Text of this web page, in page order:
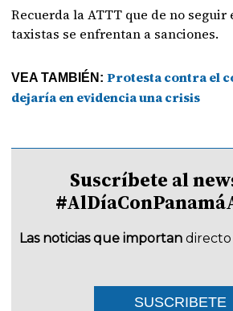
Recuerda la ATTT que de no seguir
taxistas se enfrentan a sanciones.
VEA TAMBIÉN:Protesta contra el
dejaría en evidencia una crisis
Suscríbete al
Las noticias que importan
SUSCRIBETE